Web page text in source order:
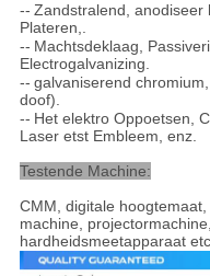
-- Zandstralend, anodiseer
Plateren,.
-- Machtsdeklaag,
Electrogalvanizing.
-- galvaniserend
doof).
-- Het elektro Oppoetsen,
Laser etst Embleem, enz.
Testende Machine:
CMM, digitale
machine,
hardheidsmeetapparaat